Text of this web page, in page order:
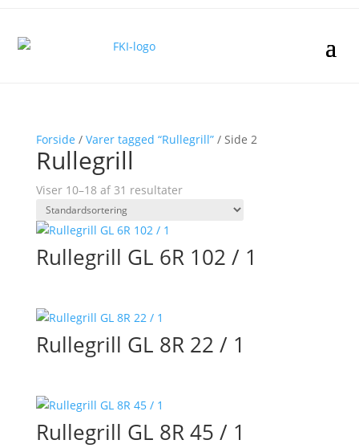
Forside / Varer tagged “Rullegrill”/ Side 2
Rullegrill
Viser 10–18 af 31 resultater
Rullegrill GL 6R 102 / 1
Rullegrill GL 8R 22 / 1
Rullegrill GL 8R 45 / 1